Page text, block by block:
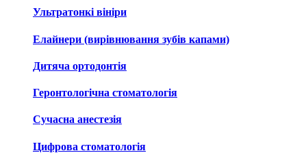
Ультратонкі вініри
Елайнери (вирівнювання зубів капами)
Дитяча ортодонтія
Геронтологічна стоматологія
Сучасна анестезія
Цифрова стоматологія